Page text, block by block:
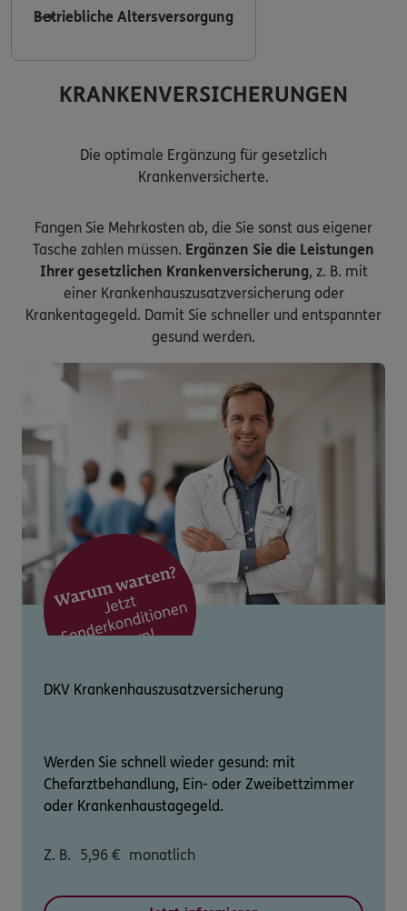
Betriebliche Altersversorgung
KRANKENVERSICHERUNGEN
Die optimale Ergänzung für gesetzlich
Krankenversicherte.
Fangen Sie Mehrkosten ab, die Sie sonst aus eigener
Tasche zahlen müssen. Ergänzen Sie die Leistungen
Ihrer gesetzlichen Krankenversicherung, z. B. mit
einer Krankenhauszusatzversicherung oder
Krankentagegeld. Damit Sie schneller und entspannter
gesund werden.
DKV Krankenhauszusatzversicherung
Werden Sie schnell wieder gesund: mit
Chefarztbehandlung, Ein- oder Zweibettzimmer
oder Krankenhaustagegeld.
Z. B. 5,96 € monatlich